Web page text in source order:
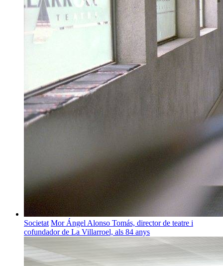
Societat Mor Ángel Alonso Tomás, director de teatre i
cofundador de La Villarroel, als 84 anys